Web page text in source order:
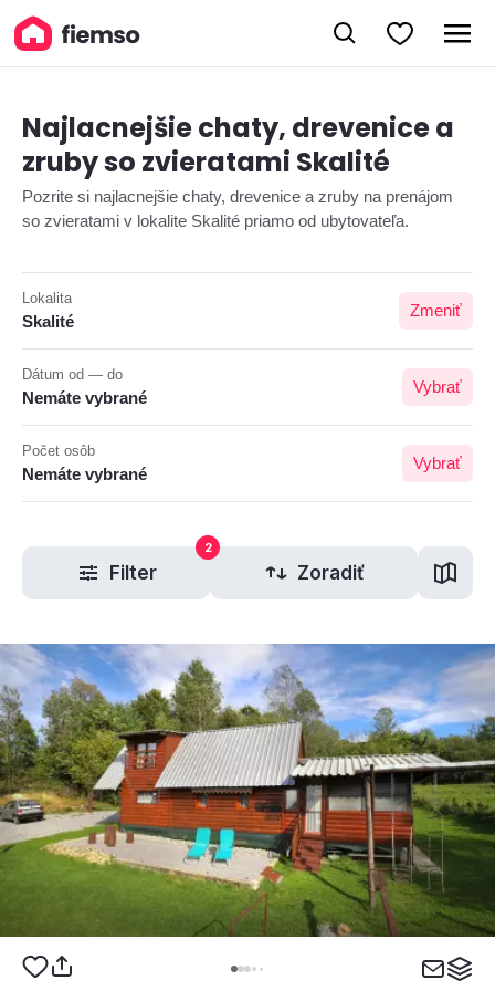
Najlacnejšie chaty, drevenice a
zruby so zvieratami Skalité
Pozrite si najlacnejšie chaty, drevenice a zruby na prenájom
so zvieratami v lokalite Skalité priamo od ubytovateľa.
Lokalita
Skalité
Zmeniť
Dátum od — do
Nemáte vybrané
Vybrať
Počet osôb
Nemáte vybrané
Vybrať
Filter
2
Zoradiť